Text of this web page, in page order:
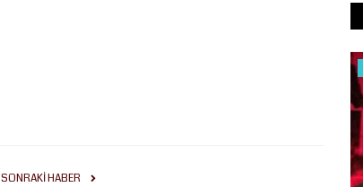
SONRAKI HABER